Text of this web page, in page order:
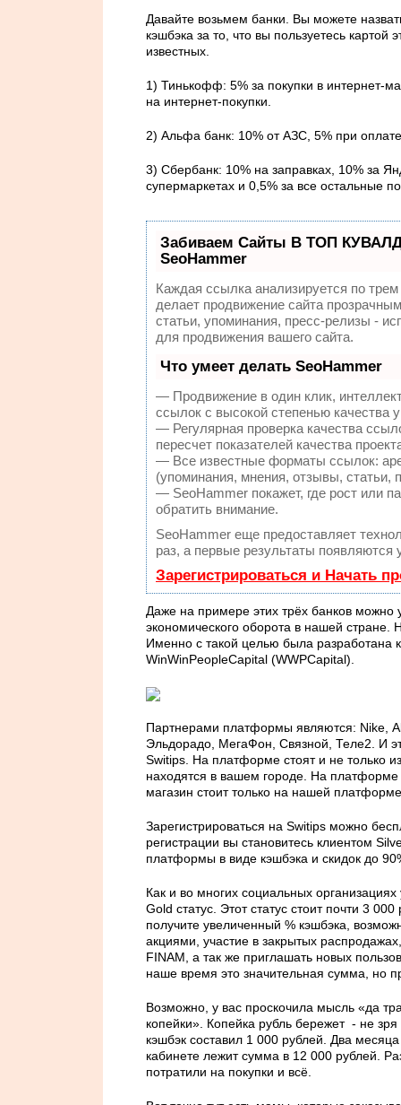
Давайте возьмем банки. Вы можете
кэшбэка за то, что вы пользуетесь
известных.
1) Тинькофф: 5% за покупки в интернет-
на интернет-покупки.
2) Альфа банк: 10% от АЗС, 5% при
3) Сбербанк: 10% на заправках, 10% за
супермаркетах и 0,5% за все остальные
Забиваем Сайты В ТОП
SeoHammer
Каждая ссылка анализируется по
делает продвижение сайта
статьи, упоминания, пресс-релизы -
для продвижения вашего сайта.
Что умеет делать SeoHammer
— Продвижение в один клик,
ссылок с высокой степенью качества
— Регулярная проверка качества
пересчет показателей качества
— Все известные форматы ссылок:
(упоминания, мнения, отзывы, статьи,
— SeoHammer покажет, где рост или
обратить внимание.
SeoHammer еще предоставляет
раз, а первые результаты появляются
Зарегистрироваться и Начать
Даже на примере этих трёх банков можно
экономического оборота в нашей стране.
Именно с такой целью была разработана
WinWinPeopleCapital (WWPCapital).
Партнерами платформы являются: Nike,
Эльдорадо, МегаФон, Связной, Теле2. И
Switips. На платформе стоят и не только
находятся в вашем городе. На платформе
магазин стоит только на нашей
Зарегистрироваться на Switips можно
регистрации вы становитесь клиентом
платформы в виде кэшбэка и скидок до
Как и во многих социальных
Gold статус. Этот статус стоит почти 3
получите увеличенный % кэшбэка,
акциями, участие в закрытых
FINAM, а так же приглашать новых
наше время это значительная сумма, но
Возможно, у вас проскочила мысль «да
копейки». Копейка рубль бережет - не
кэшбэк составил 1 000 рублей. Два
кабинете лежит сумма в 12 000 рублей.
потратили на покупки и всё.